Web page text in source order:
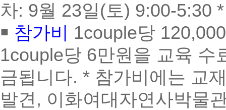
차: 9월 23일(토) 9:00-5:30
￭ 참가비 1couple당
1couple당 6만원을 교육 수
금됩니다. * 참가비에는 교
발견, 이화여대자연사박물